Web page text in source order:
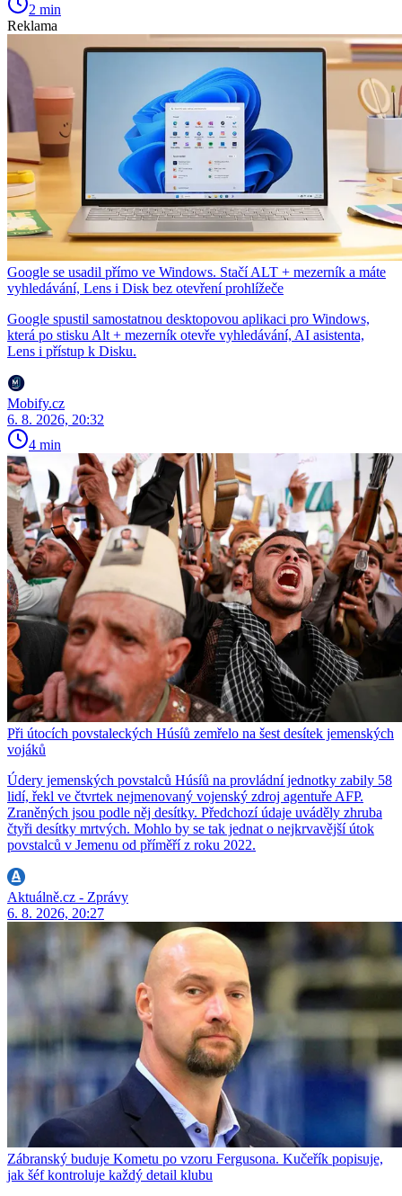
2 min
Reklama
Google se usadil přímo ve Windows. Stačí ALT + mezerník a máte
vyhledávání, Lens i Disk bez otevření prohlížeče
Google spustil samostatnou desktopovou aplikaci pro Windows,
která po stisku Alt + mezerník otevře vyhledávání, AI asistenta,
Lens i přístup k Disku.
Mobify.cz
6. 8. 2026, 20:32
4 min
Při útocích povstaleckých Húsíů zemřelo na šest desítek jemenských
vojáků
Údery jemenských povstalců Húsíů na provládní jednotky zabily 58
lidí, řekl ve čtvrtek nejmenovaný vojenský zdroj agentuře AFP.
Zraněných jsou podle něj desítky. Předchozí údaje uváděly zhruba
čtyři desítky mrtvých. Mohlo by se tak jednat o nejkrvavější útok
povstalců v Jemenu od příměří z roku 2022.
Aktuálně.cz - Zprávy
6. 8. 2026, 20:27
Zábranský buduje Kometu po vzoru Fergusona. Kučeřík popisuje,
jak šéf kontroluje každý detail klubu